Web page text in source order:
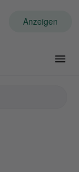
Anzeigen